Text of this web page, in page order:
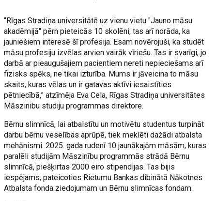
“Rīgas Stradiņa universitātē uz vienu vietu "Jauno māsu
akadēmijā" pērn pieteicās 10 skolēni, tas arī norāda, ka
jauniešiem interesē šī profesija. Esam novērojuši, ka studēt
māsu profesiju izvēlas arvien vairāk vīriešu. Tas ir svarīgi, jo
darbā ar pieaugušajiem pacientiem nereti nepieciešams arī
fizisks spēks, ne tikai izturība. Mums ir jāveicina to māsu
skaits, kuras vēlas un ir gatavas aktīvi iesaistīties
pētniecībā,” atzīmēja Eva Cela, Rīgas Stradiņa universitātes
Māszinibu studiju programmas direktore.
Bērnu slimnīcā, lai atbalstītu un motivētu studentus turpināt
darbu bērnu veselības aprūpē, tiek meklēti dažādi atbalsta
mehānismi. 2025. gada rudenī 10 jaunākajām māsām, kuras
paralēli studijām Māszinību programmās strādā Bērnu
slimnīcā, piešķirtas 2000 eiro stipendijas. Tas bijis
iespējams, pateicoties Rietumu Bankas dibinātā Nākotnes
Atbalsta fonda ziedojumam un Bērnu slimnīcas fondam.